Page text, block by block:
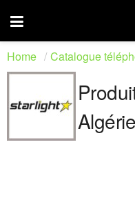
Home Catalogue
Algérie